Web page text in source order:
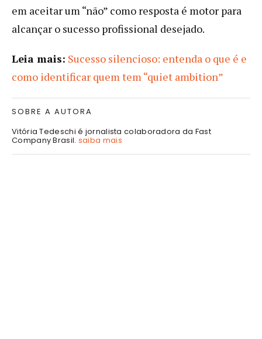
em aceitar um “não” como resposta é motor para
alcançar o sucesso profissional desejado.
Leia mais: Sucesso silencioso: entenda o que é e
como identificar quem tem “quiet ambition”
SOBRE A AUTORA
Vitória Tedeschi é jornalista colaboradora da Fast
Company Brasil. saiba mais